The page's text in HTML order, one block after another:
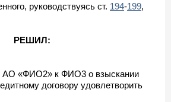
руководствуясь ст. 194-199,
РЕШИЛ:
АО «ФИО2» к ФИО3 о взыскании
договору удовлетворить